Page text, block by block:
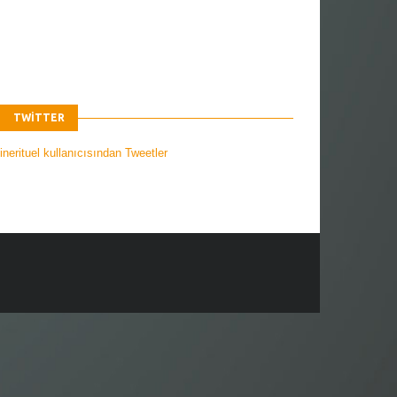
TWITTER
kullanıcısından Tweetler